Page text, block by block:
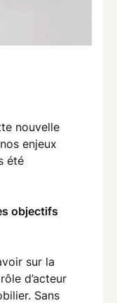
nouvelle
enjeux
été
objectifs
sur la
d’acteur
Sans